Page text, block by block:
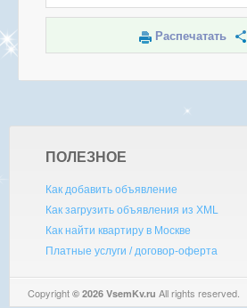
Распечатать
ПОЛЕЗНОЕ
Как добавить объявление
Как загрузить объявления из XML
Как найти квартиру в Москве
Платные услуги / договор-оферта
Copyright © 2026 VsemKv.ru All rights reserved.